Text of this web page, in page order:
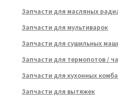
Запчасти для масляных
Запчасти для мультиварок
Запчасти для сушильных
Запчасти для термопотов /
Запчасти для кухонных
Запчасти для вытяжек